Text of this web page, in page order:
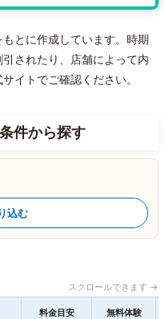
とに作成しています。時期
されたり、店舗によって内
イトでご確認ください。
件から探す
込む
スクロールできます →
料金目安 無料体験